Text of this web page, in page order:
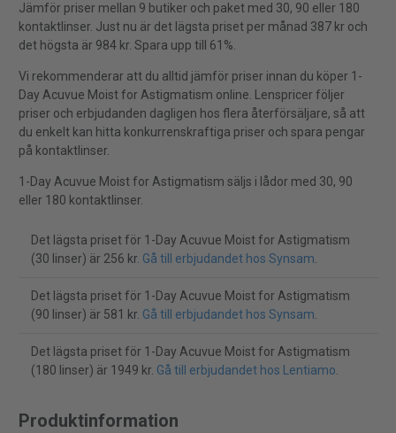
Jämför priser mellan 9 butiker och paket med 30, 90 eller 180
kontaktlinser. Just nu är det lägsta priset per månad 387 kr och
det högsta är 984 kr. Spara upp till 61%.
Vi rekommenderar att du alltid jämför priser innan du köper 1-
Day Acuvue Moist for Astigmatism online. Lenspricer följer
priser och erbjudanden dagligen hos flera återförsäljare, så att
du enkelt kan hitta konkurrenskraftiga priser och spara pengar
på kontaktlinser.
1-Day Acuvue Moist for Astigmatism säljs i lådor med 30, 90
eller 180 kontaktlinser.
Det lägsta priset för 1-Day Acuvue Moist for Astigmatism
(30 linser) är 256 kr. Gå till erbjudandet hos Synsam.
Det lägsta priset för 1-Day Acuvue Moist for Astigmatism
(90 linser) är 581 kr. Gå till erbjudandet hos Synsam.
Det lägsta priset för 1-Day Acuvue Moist for Astigmatism
(180 linser) är 1949 kr. Gå till erbjudandet hos Lentiamo.
Produktinformation